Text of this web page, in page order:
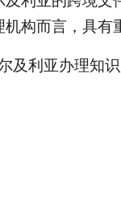
构而言，具有
及利亚办理知